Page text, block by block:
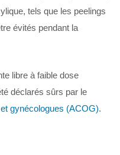
tels que les peelings
évités pendant la
libre à faible dose
déclarés sûrs par le
gynécologues (ACOG).